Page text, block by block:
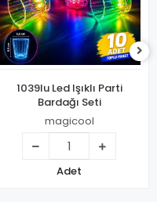
1039lu Led Işıklı Parti
Bardağı Seti
magicool
Adet